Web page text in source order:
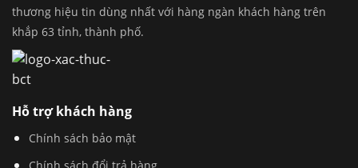
thương hiệu tin dùng nhất với hàng ngàn khách hàng trên
khắp 63 tỉnh, thành phố.
Hỗ trợ khách hàng
Chính sách bảo mật